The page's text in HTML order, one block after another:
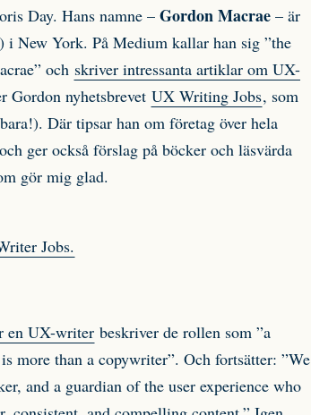
Day. Hans namne – Gordon Macrae – är
New York. På Medium kallar han sig ”the
och skriver intressanta artiklar om UX-
nyhetsbrevet UX Writing Jobs, som
Där tipsar han om företag över hela
ger också förslag på böcker och läsvärda
gör mig glad.
Jobs.
en UX-writer beskriver de rollen som ”a
more than a copywriter”. Och fortsätter: ”We
and a guardian of the user experience who